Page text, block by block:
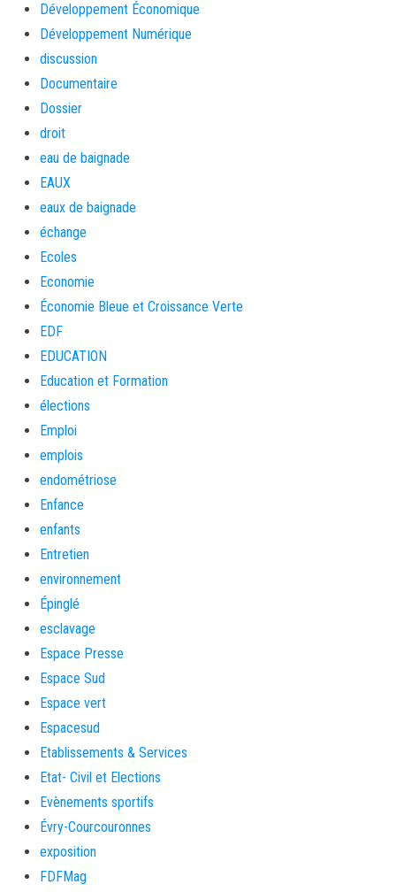
Développement Économique
Développement Numérique
discussion
Documentaire
Dossier
droit
eau de baignade
EAUX
eaux de baignade
échange
Ecoles
Economie
Économie Bleue et Croissance Verte
EDF
EDUCATION
Education et Formation
élections
Emploi
emplois
endométriose
Enfance
enfants
Entretien
environnement
Épinglé
esclavage
Espace Presse
Espace Sud
Espace vert
Espacesud
Etablissements & Services
Etat- Civil et Elections
Evènements sportifs
Évry-Courcouronnes
exposition
FDFMag